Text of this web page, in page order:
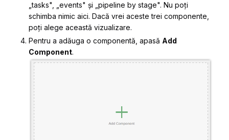
„tasks", „events" și „pipeline by stage". Nu poți
schimba nimic aici. Dacă vrei aceste trei componente,
poți alege această vizualizare.
Pentru a adăuga o componentă, apasă Add
Component.